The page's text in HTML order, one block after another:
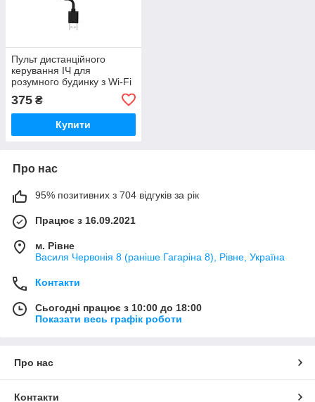
Пульт дистанційного
керування ІЧ для
розумного будинку з Wi-Fi
375 ₴
Купити
Про нас
95% позитивних з 704 відгуків за рік
Працює з 16.09.2021
м. Рівне
Василя Червонія 8 (раніше Гагаріна 8), Рівне, Україна
Контакти
Сьогодні працює з 10:00 до 18:00
Показати весь графік роботи
Про нас
Контакти